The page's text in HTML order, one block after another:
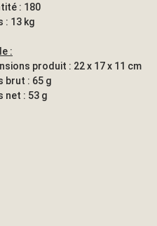
: 180
: 13 kg
:
produit : 22 x 17 x 11 cm
brut : 65 g
net : 53 g